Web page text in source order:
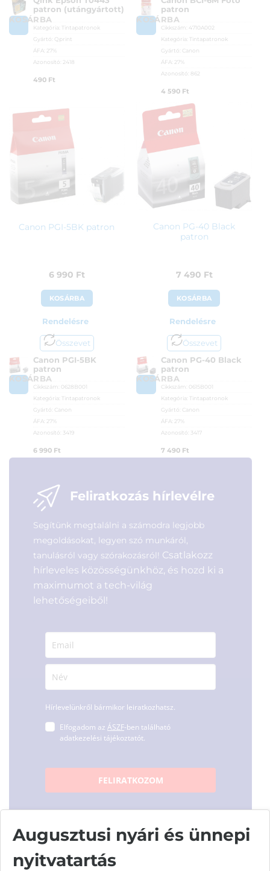
KOSÁRBA
patron (utángyártott)
Kategória:
Tintapatronok
Gyártó: Qprint
ÁFA:
27%
Azonosító:
2418
490 Ft
KOSÁRBA
patron
Cikkszám: 4710A002
Kategória:
Tintapatronok
Gyártó: Canon
ÁFA:
27%
Azonosító: 862
4 590 Ft
Canon PGI-5BK patron
6 990 Ft
KOSÁRBA
Rendelésre
Összevet
KOSÁRBA
Canon PGI-5BK
patron
Cikkszám: 0628B001
Kategória:
Tintapatronok
Gyártó: Canon
ÁFA: 27%
Azonosító: 3419
6 990 Ft
Canon PG-40 Black
patron
7 490 Ft
KOSÁRBA
Rendelésre
Összevet
KOSÁRBA
Canon PG-40 Black
patron
Cikkszám: 0615B001
Kategória:
Tintapatronok
Gyártó: Canon
ÁFA: 27%
Azonosító: 3417
7 490 Ft
Feliratkozás hírlevélre
Segítünk megtalálni a számodra legjobb
megoldásokat, legyen szó munkáról,
tanulásról vagy szórakozásról! Csatlakozz
hírleveles közösségünkhöz, és hozd ki a
maximumot a tech-világ
lehetőségeiből!
Hírlevelünkről bármikor leiratkozhatsz.
Elfogadom az ÁSZF-ben található
adatkezelési tájékoztatót.
FELIRATKOZOM
Augusztusi nyári és ünnepi
nyitvatartás